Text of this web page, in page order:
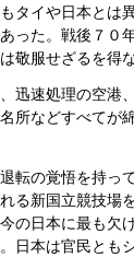
タイや日本とは
った。戦後７０
敬服せざるを得な
迅速処理の空港
所などすべてが
転の覚悟を持っ
る新国立競技場
の日本に最も欠
日本は官民とも